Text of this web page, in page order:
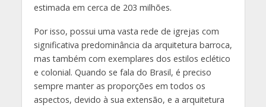
estimada em cerca de 203 milhões.
Por isso, possui uma vasta rede de igrejas com
significativa predominância da arquitetura barroca,
mas também com exemplares dos estilos eclético
e colonial. Quando se fala do Brasil, é preciso
sempre manter as proporções em todos os
aspectos, devido à sua extensão, e a arquitetura